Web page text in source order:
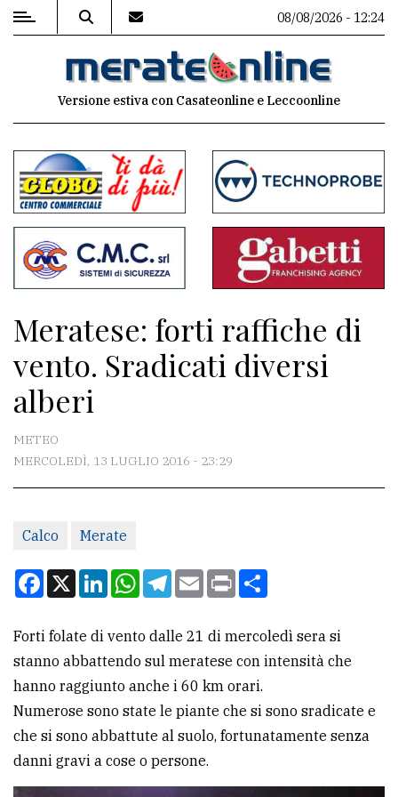
MENU
commenti
Contenuti
del
sito
Associazioni
Meteo
CONTATTI
Scrivici
Per
la
pubblicità
CERCA
Cerca
per
08/08/2026 - 12:24
Versione estiva con Casateonline e Leccoonline
Meratese: forti raffiche di
vento. Sradicati diversi
alberi
METEO
MERCOLEDÌ, 13 LUGLIO 2016 - 23:29
Calco Merate
Facebook
X LinkedInWhatsApp
Telegram
EmailPrint
Forti folate di vento dalle 21 di mercoledì sera si
stanno abbattendo sul meratese con intensità che
hanno raggiunto anche i 60 km orari.
Numerose sono state le piante che si sono sradicate e
che si sono abbattute al suolo, fortunatamente senza
danni gravi a cose o persone.